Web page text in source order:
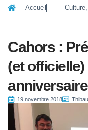
Accueil Culture,
Cahors :
(et
19 novembre 2018